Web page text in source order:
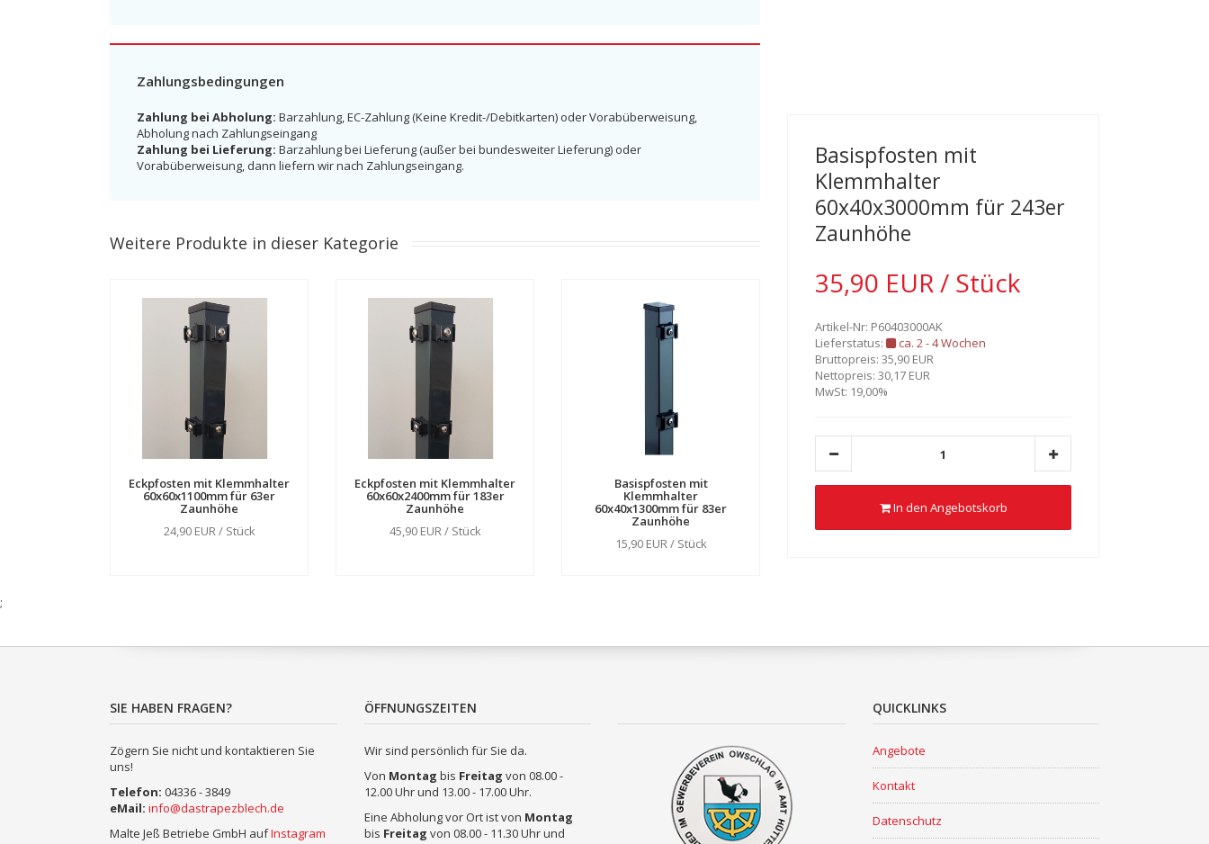
Basispfosten mit
Klemmhalter
60x40x3000mm für 243er
Zaunhöhe
35,90 EUR / Stück
Artikel-Nr: P60403000AK
Lieferstatus:
ca. 2 - 4 Wochen
Bruttopreis: 35,90 EUR
Nettopreis: 30,17 EUR
MwSt: 19,00%
In den Angebotskorb
Zahlungsbedingungen
Zahlung bei Abholung: Barzahlung, EC-Zahlung (Keine Kredit-/Debitkarten) oder Vorabüberweisung,
Abholung nach Zahlungseingang
Zahlung bei Lieferung: Barzahlung bei Lieferung (außer bei bundesweiter Lieferung) oder
Vorabüberweisung, dann liefern wir nach Zahlungseingang.
Weitere Produkte in dieser Kategorie
Eckpfosten mit Klemmhalter
60x60x1100mm für 63er
Zaunhöhe
24,90 EUR / Stück
Eckpfosten mit Klemmhalter
60x60x2400mm für 183er
Zaunhöhe
45,90 EUR / Stück
Basispfosten mit
Klemmhalter
60x40x1300mm für 83er
Zaunhöhe
15,90 EUR / Stück
;
SIE HABEN FRAGEN?
Zögern Sie nicht und kontaktieren Sie
uns!
Telefon: 04336 - 3849
eMail: info@dastrapezblech.de
Malte Jeß Betriebe GmbH aufInstagram
ÖFFNUNGSZEITEN
Wir sind persönlich für Sie da.
Von Montag bis Freitag von 08.00 -
12.00 Uhr und 13.00 - 17.00 Uhr.
Eine Abholung vor Ort ist von Montag
bis Freitag von 08.00 - 11.30 Uhr und
QUICKLINKS
Angebote
Kontakt
Datenschutz